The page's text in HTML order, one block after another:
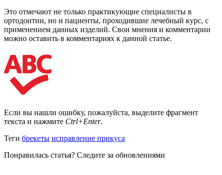
Это отмечают не только практикующие специалисты в
ортодонтии, но и пациенты, проходившие лечебный курс, с
применением данных изделий. Свои мнения и комментарии
можно оставить в комментариях к данной статье.
Если вы нашли ошибку, пожалуйста, выделите фрагмент
текста и нажмите Ctrl+Enter.
Теги брекеты исправление прикуса
Понравилась статья? Следите за обновлениями